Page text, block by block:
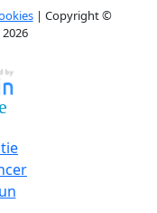
| Copyright ©